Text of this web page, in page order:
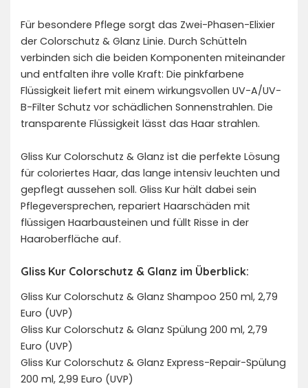
Für besondere Pflege sorgt das Zwei-Phasen-Elixier
der Colorschutz & Glanz Linie. Durch Schütteln
verbinden sich die beiden Komponenten miteinander
und entfalten ihre volle Kraft: Die pinkfarbene
Flüssigkeit liefert mit einem wirkungsvollen UV-A/UV-
B-Filter Schutz vor schädlichen Sonnenstrahlen. Die
transparente Flüssigkeit lässt das Haar strahlen.
Gliss Kur Colorschutz & Glanz ist die perfekte Lösung
für coloriertes Haar, das lange intensiv leuchten und
gepflegt aussehen soll. Gliss Kur hält dabei sein
Pflegeversprechen, repariert Haarschäden mit
flüssigen Haarbausteinen und füllt Risse in der
Haaroberfläche auf.
Gliss Kur Colorschutz & Glanz im Überblick:
Gliss Kur Colorschutz & Glanz Shampoo 250 ml, 2,79
Euro (UVP)
Gliss Kur Colorschutz & Glanz Spülung 200 ml, 2,79
Euro (UVP)
Gliss Kur Colorschutz & Glanz Express-Repair-Spülung
200 ml, 2,99 Euro (UVP)